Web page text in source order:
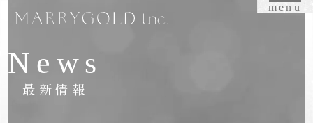
menu
News
最新情報